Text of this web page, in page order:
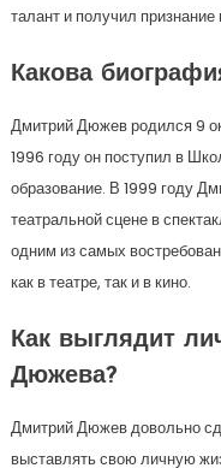
талант и получил признание
Какова
Дмитрий Дюжев родился 9
1996 году он поступил в
образование. В 1999 году
театральной сцене в
одним из самых
как в театре, так и в кино.
Как выглядит
Дюжева?
Дмитрий Дюжев довольно
выставлять свою личную